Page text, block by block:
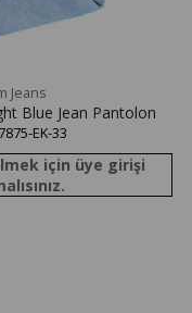
Jeans
Blue Jean Pantolon
EK-33
için üye girişi